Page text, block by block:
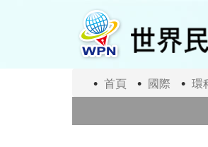
首頁 國際 環